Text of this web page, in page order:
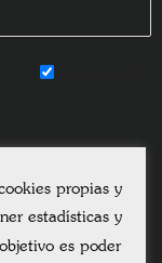
propias y
estadísticas y
es poder